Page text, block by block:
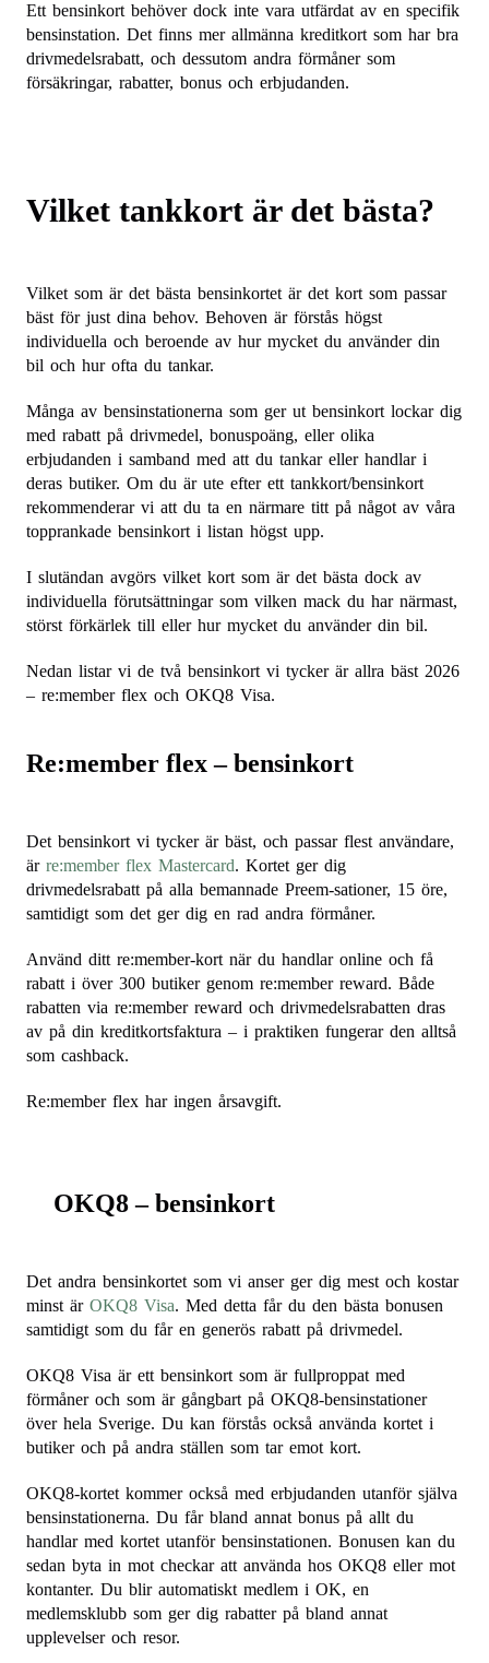
Ett bensinkort behöver dock inte vara utfärdat av en specifik
bensinstation. Det finns mer allmänna kreditkort som har bra
drivmedelsrabatt, och dessutom andra förmåner som
försäkringar, rabatter, bonus och erbjudanden.
Vilket tankkort är det bästa?
Vilket som är det bästa bensinkortet är det kort som passar
bäst för just dina behov. Behoven är förstås högst
individuella och beroende av hur mycket du använder din
bil och hur ofta du tankar.
Många av bensinstationerna som ger ut bensinkort lockar dig
med rabatt på drivmedel, bonuspoäng, eller olika
erbjudanden i samband med att du tankar eller handlar i
deras butiker. Om du är ute efter ett tankkort/bensinkort
rekommenderar vi att du ta en närmare titt på något av våra
topprankade bensinkort i listan högst upp.
I slutändan avgörs vilket kort som är det bästa dock av
individuella förutsättningar som vilken mack du har närmast,
störst förkärlek till eller hur mycket du använder din bil.
Nedan listar vi de två bensinkort vi tycker är allra bäst 2026
– re:member flex och OKQ8 Visa.
Re:member flex – bensinkort
Det bensinkort vi tycker är bäst, och passar flest användare,
är re:member flex Mastercard. Kortet ger dig
drivmedelsrabatt på alla bemannade Preem-sationer, 15 öre,
samtidigt som det ger dig en rad andra förmåner.
Använd ditt re:member-kort när du handlar online och få
rabatt i över 300 butiker genom re:member reward. Både
rabatten via re:member reward och drivmedelsrabatten dras
av på din kreditkortsfaktura – i praktiken fungerar den alltså
som cashback.
Re:member flex har ingen årsavgift.
OKQ8 – bensinkort
Det andra bensinkortet som vi anser ger dig mest och kostar
minst är OKQ8 Visa. Med detta får du den bästa bonusen
samtidigt som du får en generös rabatt på drivmedel.
OKQ8 Visa är ett bensinkort som är fullproppat med
förmåner och som är gångbart på OKQ8-bensinstationer
över hela Sverige. Du kan förstås också använda kortet i
butiker och på andra ställen som tar emot kort.
OKQ8-kortet kommer också med erbjudanden utanför själva
bensinstationerna. Du får bland annat bonus på allt du
handlar med kortet utanför bensinstationen. Bonusen kan du
sedan byta in mot checkar att använda hos OKQ8 eller mot
kontanter. Du blir automatiskt medlem i OK, en
medlemsklubb som ger dig rabatter på bland annat
upplevelser och resor.